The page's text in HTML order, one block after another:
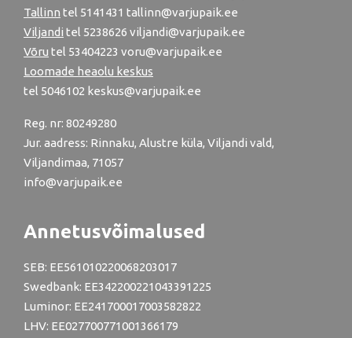
Tallinn tel 5141431 tallinn@varjupaik.ee
Viljandi tel 5238626 viljandi@varjupaik.ee
Võru tel 53404223 voru@varjupaik.ee
Loomade heaolu keskus
tel 5046102 keskus@varjupaik.ee
Reg. nr: 80249280
Jur. aadress: Rinnaku, Alustre küla, Viljandi vald,
Viljandimaa, 71057
info@varjupaik.ee
Annetusvõimalused
SEB: EE561010220068203017
Swedbank: EE342200221043391225
Luminor: EE241700017003582822
LHV: EE027700771001366179